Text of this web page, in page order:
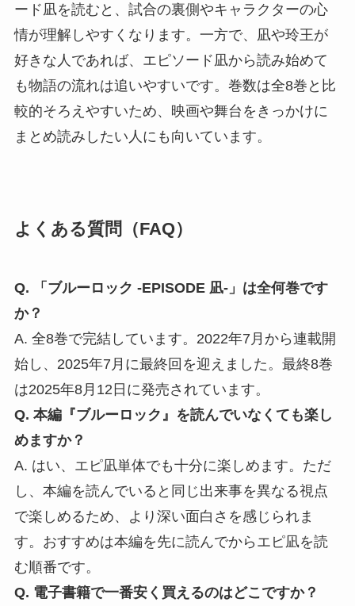
ード凪を読むと、試合の裏側やキャラクターの心
情が理解しやすくなります。一方で、凪や玲王が
好きな人であれば、エピソード凪から読み始めて
も物語の流れは追いやすいです。巻数は全8巻と比
較的そろえやすいため、映画や舞台をきっかけに
まとめ読みしたい人にも向いています。
よくある質問（FAQ）
Q. 「ブルーロック -EPISODE 凪-」は全何巻です
か？
A. 全8巻で完結しています。2022年7月から連載開
始し、2025年7月に最終回を迎えました。最終8巻
は2025年8月12日に発売されています。
Q. 本編『ブルーロック』を読んでいなくても楽し
めますか？
A. はい、エピ凪単体でも十分に楽しめます。ただ
し、本編を読んでいると同じ出来事を異なる視点
で楽しめるため、より深い面白さを感じられま
す。おすすめは本編を先に読んでからエピ凪を読
む順番です。
Q. 電子書籍で一番安く買えるのはどこですか？